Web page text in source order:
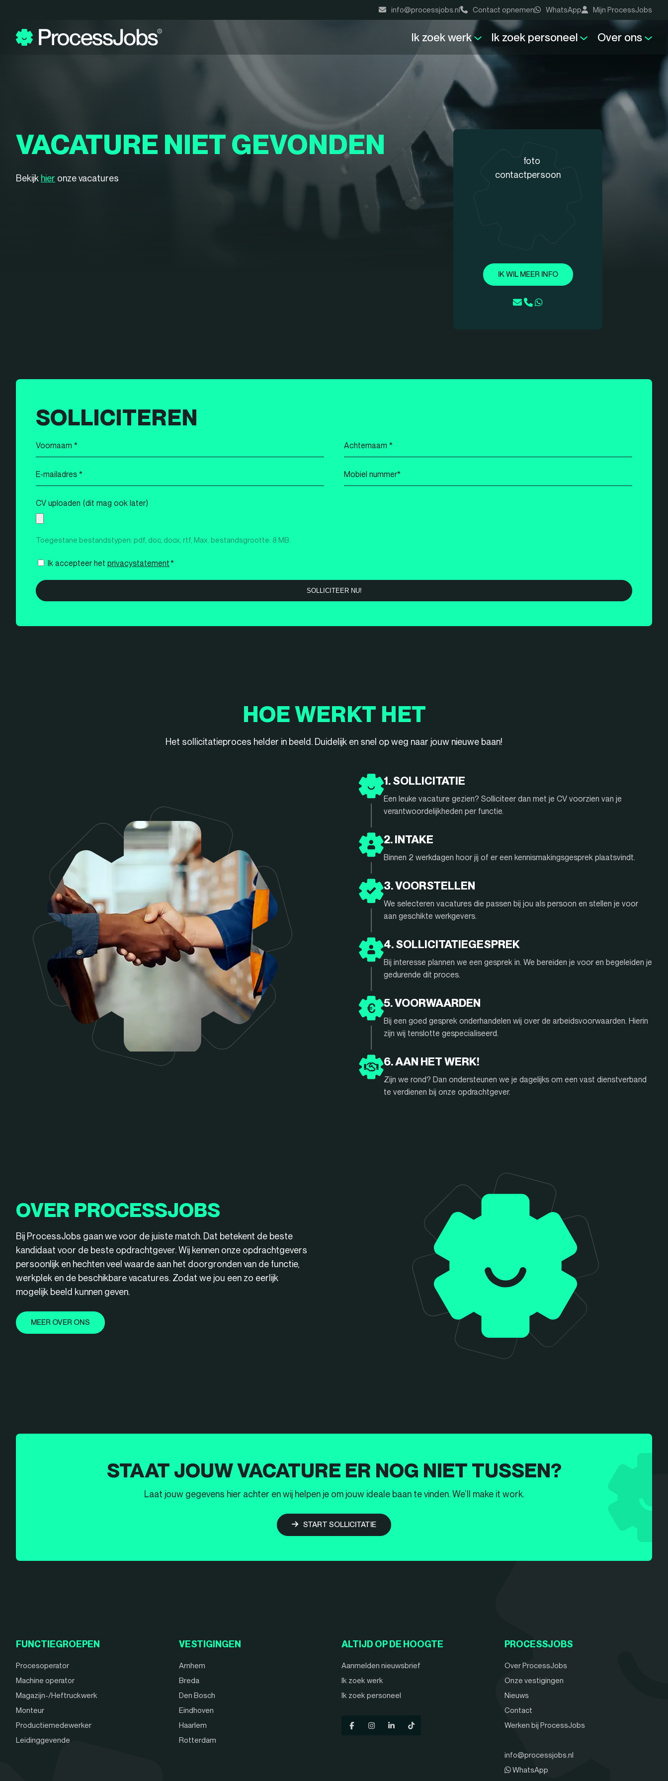
info@processjobs.nl Contact opnemen WhatsApp Mijn ProcessJobs
Ik zoek werk Ik zoek personeel Over ons
VACATURE NIET GEVONDEN
Bekijk hier onze vacatures
IK WIL MEER INFO
SOLLICITEREN
Voornaam
*
Achternaam
*
E-
mailadres
*
Mobiel
nummer
CV uploaden (dit mag ook later)
Toegestane bestandstypen: pdf, doc, docx, rtf, Max. bestandsgrootte: 8 MB.
Instemming
Ik accepteer het privacystatement*
HOE WERKT HET
Het sollicitatieproces helder in beeld. Duidelijk en snel op weg naar jouw nieuwe baan!
1. SOLLICITATIE
Een leuke vacature gezien? Solliciteer dan met je CV voorzien van je
verantwoordelijkheden per functie.
2. INTAKE
Binnen 2 werkdagen hoor jij of er een kennismakingsgesprek plaatsvindt.
3. VOORSTELLEN
We selecteren vacatures die passen bij jou als persoon en stellen je voor
aan geschikte werkgevers.
4. SOLLICITATIEGESPREK
Bij interesse plannen we een gesprek in. We bereiden je voor en begeleiden je
gedurende dit proces.
5. VOORWAARDEN
Bij een goed gesprek onderhandelen wij over de arbeidsvoorwaarden. Hierin
zijn wij tenslotte gespecialiseerd.
6. AAN HET WERK!
Zijn we rond? Dan ondersteunen we je dagelijks om een vast dienstverband
te verdienen bij onze opdrachtgever.
OVER PROCESSJOBS
Bij ProcessJobs gaan we voor de juiste match. Dat betekent de beste
kandidaat voor de beste opdrachtgever. Wij kennen onze opdrachtgevers
persoonlijk en hechten veel waarde aan het doorgronden van de functie,
werkplek en de beschikbare vacatures. Zodat we jou een zo eerlijk
mogelijk beeld kunnen geven.
MEER OVER ONS
STAAT JOUW VACATURE ER NOG NIET TUSSEN?
Laat jouw gegevens hier achter en wij helpen je om jouw ideale baan te vinden. We’ll make it work.
START SOLLICITATIE
FUNCTIEGROEPEN
Procesoperator
Machine operator
Magazijn-/Heftruckwerk
Monteur
Productiemedewerker
Leidinggevende
VESTIGINGEN
Arnhem
Breda
Den Bosch
Eindhoven
Haarlem
Rotterdam
ALTIJD OP DE HOOGTE
Aanmelden nieuwsbrief
Ik zoek werk
Ik zoek personeel
PROCESSJOBS
Over ProcessJobs
Onze vestigingen
Nieuws
Contact
Werken bij ProcessJobs
info@processjobs.nl
WhatsApp